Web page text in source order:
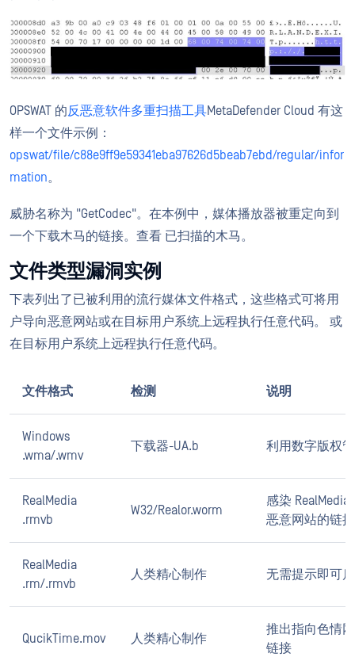
OPSWAT 的反恶意软件多重扫描工具MetaDefender Cloud 有这
样一个文件示例：
opswat/file/c88e9ff9e59341eba97626d5beab7ebd/regular/infor
mation。
威胁名称为 "GetCodec"。在本例中，媒体播放器被重定向到
一个下载木马的链接。查看 已扫描的木马。
文件类型漏洞实例
下表列出了已被利用的流行媒体文件格式，这些格式可将用
户导向恶意网站或在目标用户系统上远程执行任意代码。 或
在目标用户系统上远程执行任意代码。
文件格式 检测 说明
Windows
.wma/.wmv
下载器-UA.b 利用数字版权
RealMedia
.rmvb
W32/Realor.worm
感染
恶意网站的链接
RealMedia
.rm/.rmvb
人类精心制作 无需提示即可
QucikTime.mov 人类精心制作
推出指向色情
链接